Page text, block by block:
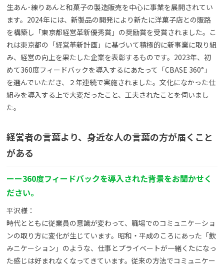
生あん･練りあんと和菓子の製造販売を中心に事業を展開されてい
ます。2024年には、新製品の開発により新たに洋菓子店との販路
を構築し「東京都経営革新優秀賞」の奨励賞を受賞されました。こ
れは東京都の「経営革新計画」に基づいて積極的に新事業に取り組
み、経営の向上を果たした企業を表彰するものです。2023年、初
めて360度フィードバックを導入するにあたって「CBASE 360°」
を選んでいただき、２年連続で実施されました。文化になかった仕
組みを導入する上で大変だったこと、工夫されたことを伺いまし
た。
経営者の言葉より、身近な人の言葉の方が届くこと
がある
ーー360度フィードバックを導入された背景をお聞かせく
ださい。
平沢様：
時代とともに従業員の意識が変わって、職場でのコミュニケーショ
ンの取り方に変化が生じています。昭和・平成のころにあった「飲
みニケーション」のような、仕事とプライベートが一緒くたになっ
た感じは好まれなくなってきています。従来の方法でコミュニケー